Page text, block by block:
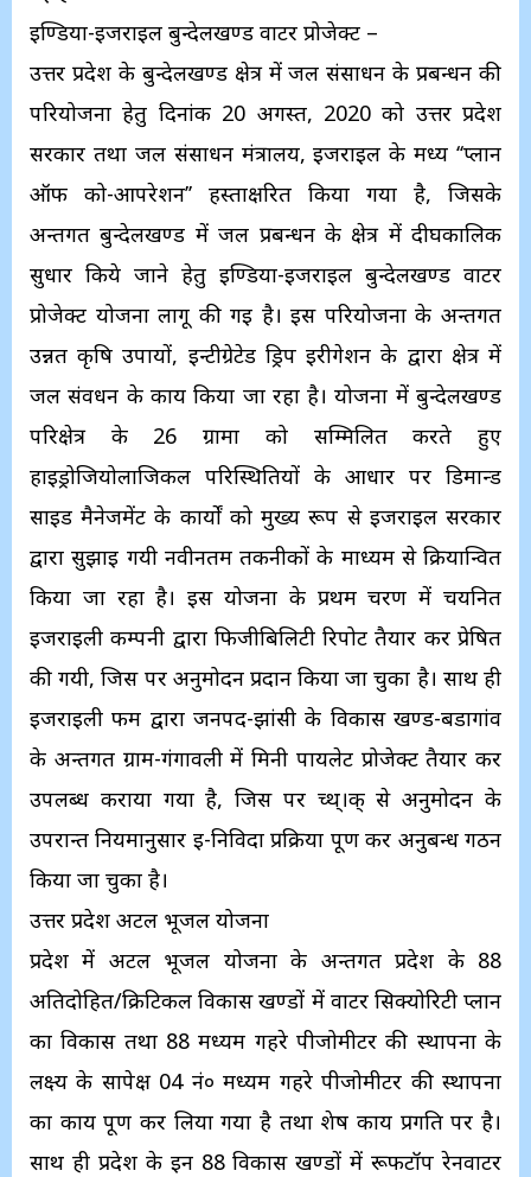
इण्डिया-इजराइल बुन्देलखण्ड वाटर प्रोजेक्ट –
उत्तर प्रदेश के बुन्देलखण्ड क्षेत्र में जल संसाधन के प्रबन्धन की
परियोजना हेतु दिनांक 20 अगस्त, 2020 को उत्तर प्रदेश
सरकार तथा जल संसाधन मंत्रालय, इजराइल के मध्य ‘‘प्लान
ऑफ को-आपरेशन’’ हस्ताक्षरित किया गया है, जिसके
अन्तर्गत बुन्देलखण्ड में जल प्रबन्धन के क्षेत्र में दीर्घकालिक
सुधार किये जाने हेतु इण्डिया-इजराइल बुन्देलखण्ड वाटर
प्रोजेक्ट योजना लागू की गई है। इस परियोजना के अन्तर्गत
उन्नत कृषि उपायों, इन्टीग्रेटेड ड्रिप इरीगेशन के द्वारा क्षेत्र में
जल संवर्धन के कार्य किया जा रहा है। योजना में बुन्देलखण्ड
परिक्षेत्र के 26 ग्रार्मा को सम्मिलित करते हुए
हाइड्रोजियोलाजिकल परिस्थितियों के आधार पर डिमान्ड
साइड मैनेजमेंट के कार्यों को मुख्य रूप से इजराइल सरकार
द्वारा सुझाई गयी नवीनतम तकनीकों के माध्यम से क्रियान्वित
किया जा रहा है। इस योजना के प्रथम चरण में चयनित
इजराइली कम्पनी द्वारा फिजीबिलिटी रिपोर्ट तैयार कर प्रेषित
की गयी, जिस पर अनुमोदन प्रदान किया जा चुका है। साथ ही
इजराइली फर्म द्वारा जनपद-झांसी के विकास खण्ड-बडागांव
के अन्तर्गत ग्राम-गंगावली में मिनी पायलेट प्रोजेक्ट तैयार कर
उपलब्ध कराया गया है, जिस पर च्थ्।क् से अनुमोदन के
उपरान्त नियमानुसार ई-निविदा प्रक्रिया पूर्ण कर अनुबन्ध गठन
किया जा चुका है।
उत्तर प्रदेश अटल भूजल योजना
प्रदेश में अटल भूजल योजना के अन्तर्गत प्रदेश के 88
अतिदोहित/क्रिटिकल विकास खण्डों में वाटर सिक्योरिटी प्लान
का विकास तथा 88 मध्यम गहरे पीजोमीटर की स्थापना के
लक्ष्य के सापेक्ष 04 नं० मध्यम गहरे पीजोमीटर की स्थापना
का कार्य पूर्ण कर लिया गया है तथा शेष कार्य प्रगति पर है।
साथ ही प्रदेश के इन 88 विकास खण्डों में रूफटॉप रेनवाटर